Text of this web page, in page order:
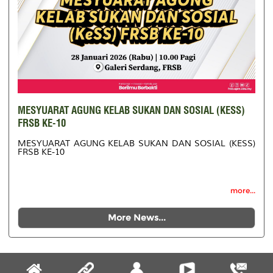
MESYUARAT AGUNG KELAB SUKAN DAN SOSIAL (KESS)
FRSB KE-10
MESYUARAT AGUNG KELAB SUKAN DAN SOSIAL (KESS)
FRSB KE-10
more...
More News...